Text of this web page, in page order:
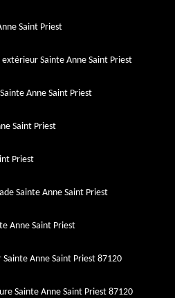
Saint Priest
Sainte Anne Saint Priest
Anne Saint Priest
Saint Priest
Priest
Sainte Anne Saint Priest
Anne Saint Priest
Anne Saint Priest 87120
Sainte Anne Saint Priest 87120